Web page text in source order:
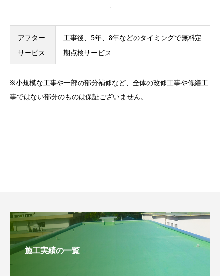
↓
アフター
サービス
工事後、5年、8年などのタイミングで無料定
期点検サービス
※小規模な工事や一部の部分補修など、全体の改修工事や修繕工
事ではない部分のものは保証ございません。
施工実績の一覧